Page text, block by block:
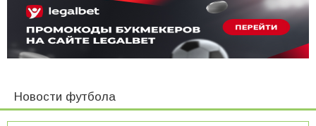
Новости футбола